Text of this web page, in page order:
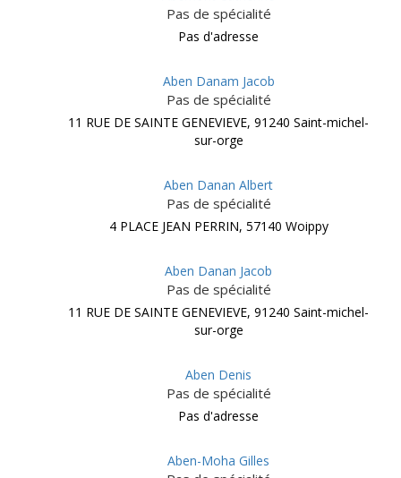
Pas de spécialité
Pas d'adresse
Aben Danam Jacob
Pas de spécialité
11 RUE DE SAINTE GENEVIEVE, 91240 Saint-michel-
sur-orge
Aben Danan Albert
Pas de spécialité
4 PLACE JEAN PERRIN, 57140 Woippy
Aben Danan Jacob
Pas de spécialité
11 RUE DE SAINTE GENEVIEVE, 91240 Saint-michel-
sur-orge
Aben Denis
Pas de spécialité
Pas d'adresse
Aben-Moha Gilles